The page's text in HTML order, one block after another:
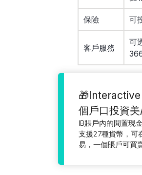
保險 可
客戶服務
可
個戶口投資
IB賬戶內的閒置現
支援27種貨幣，可
易，一個賬戶可買